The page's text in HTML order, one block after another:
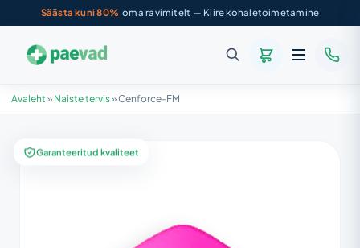
Säästa kuni 80% oma ravimitelt — Kiire kohaletoimetamine
Avaleht » Naiste tervis»Cenforce-FM
Garanteeritud kvaliteet